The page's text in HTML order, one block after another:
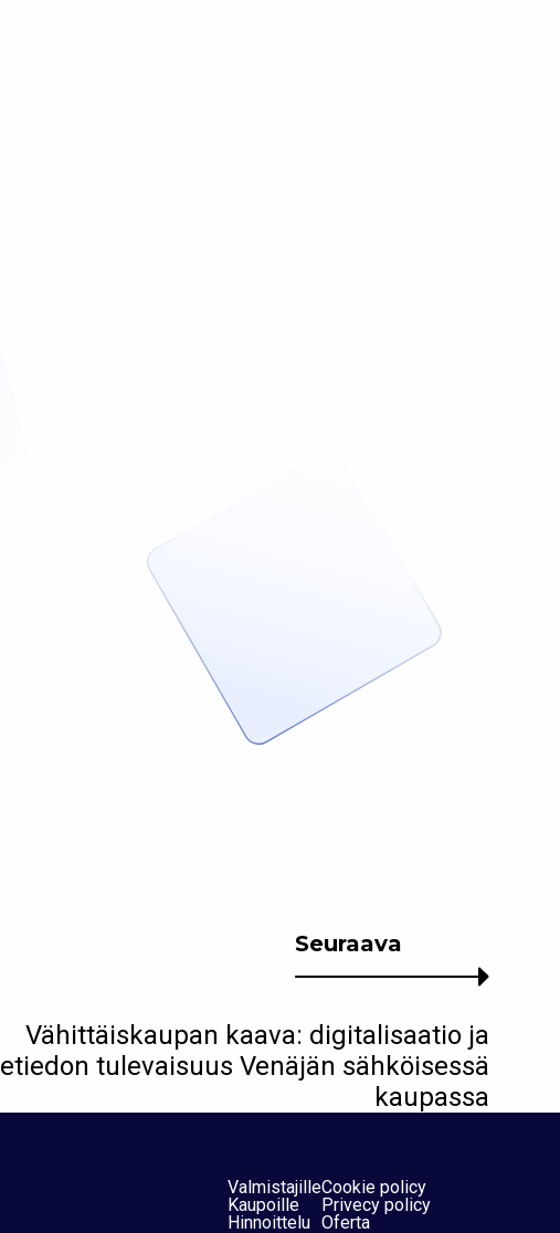
Seuraava
Vähittäiskaupan kaava: digitalisaatio ja
tulevaisuus Venäjän sähköisessä
kaupassa
Valmistajille
Kaupoille
Hinnoittelu
Cookie policy
Privecy policy
Oferta